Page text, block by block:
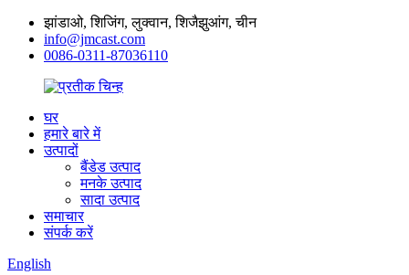
झांडाओ, शिजिंग, लुक्वान, शिजैझुआंग, चीन
info@jmcast.com
0086-0311-87036110
घर
हमारे बारे में
उत्पादों
बैंडेड उत्पाद
मनके उत्पाद
सादा उत्पाद
समाचार
संपर्क करें
English